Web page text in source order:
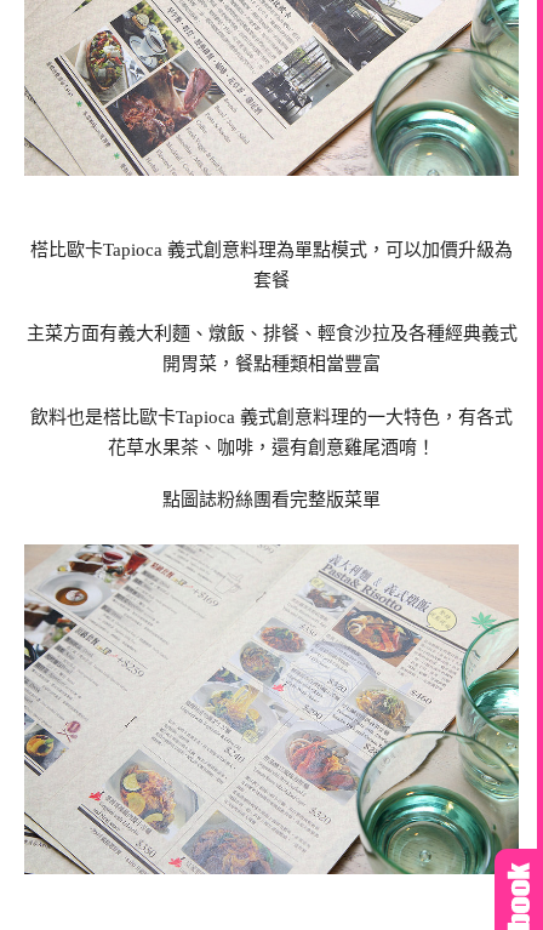
榙比歐卡Tapioca 義式創意料理為單點模式，可以加價升級為
套餐
主菜方面有義大利麵、燉飯、排餐、輕食沙拉及各種經典義式
開胃菜，餐點種類相當豐富
飲料也是榙比歐卡Tapioca 義式創意料理的一大特色，有各式
花草水果茶、咖啡，還有創意雞尾酒唷！
點圖誌粉絲團看完整版菜單